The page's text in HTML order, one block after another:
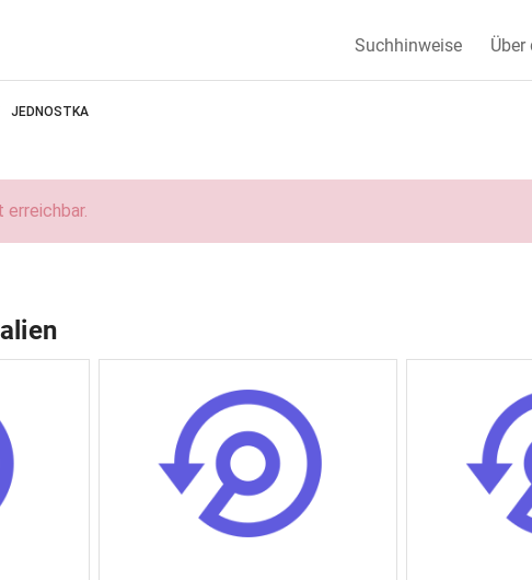
Suchhinweise Über
JEDNOSTKA